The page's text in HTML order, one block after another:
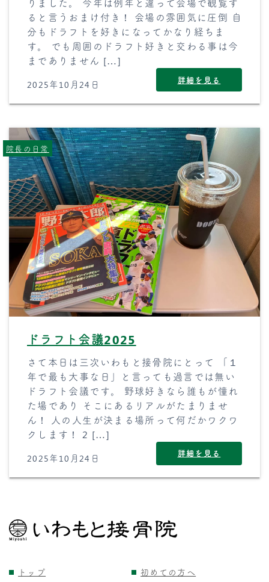
りました。 今年は例年と違って会場で観覧す
ると言うおまけ付き！ 会場の雰囲気に圧倒 自
分もドラフトを好きになってかなり経ちま
す。 でも周囲のドラフト好きと交わる事は今
までありません […]
2025年10月24日 詳細を見る
ドラフト会議2025
さて本日は三次いわもと接骨院にとって 「１
年で最も大事な日」と言っても過言では無い
ドラフト会議です。 野球好きなら誰もが憧れ
た場であり そこにあるリアルがたまりませ
ん！ 人の人生が決まる場所って何だかワクワ
クします！ 2 […]
2025年10月24日 詳細を見る
院長の日常
トップ
初めての方へ